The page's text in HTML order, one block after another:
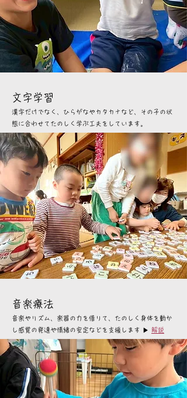
文字学習
漢字だけでなく、ひらがなやカタカナなど、その子の状
態に合わせてたのしく学ぶ工夫をしています。
音楽療法
音楽やリズム、楽器の力を借りて、たのしく身体を動か
し感覚の発達や情緒の安定などを支援します ▶ 解説